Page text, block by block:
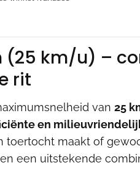
(25 km/u) –
rit
van 25
en
toertocht maakt of
een uitstekende